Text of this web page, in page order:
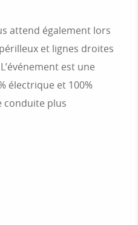
attend également lors
et lignes droites
est une
électrique et 100%
conduite plus